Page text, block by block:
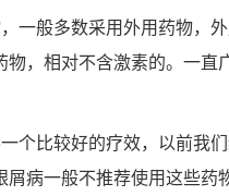
一般多数采用外用药物，
，相对不含激素的。一
个比较好的疗效，以前我
屑病一般不推荐使用这些